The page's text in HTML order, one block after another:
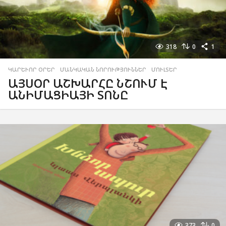
318 0 1
ԿԱՐԵՒՈՐ ՕՐԵՐ ,ՄԱՆԿԱԿԱՆ ՆՈՐՈՒԹՅՈՒՆՆԵՐ ,ՄՈՒԼՏԵՐ
ԱՅՍՕՐ ԱՇԽԱՐՀԸ ՆՇՈՒՄ Է
ԱՆԻՄԱՑԻԱՅԻ ՏՈՆԸ